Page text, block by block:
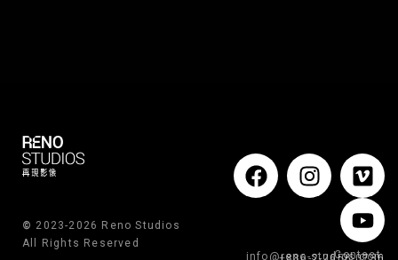
© 2023-2026 Reno Studios
All Rights Reserved
Contact.
info@reno-studios.com